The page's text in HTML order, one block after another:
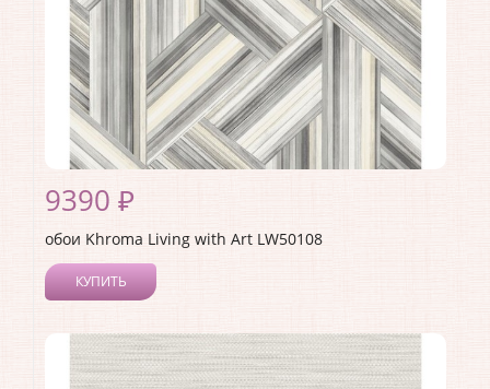
9390 ₽
обои Khroma Living with Art LW50108
КУПИТЬ
Коллекция:Living with Art
Длина рулона:8.23
Ширина рулона:0.68